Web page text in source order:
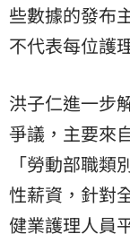
些數據的發布
不代表每位護
洪子仁進一步
爭議，主要來
「勞動部職
性薪資，針對
健業護理人員